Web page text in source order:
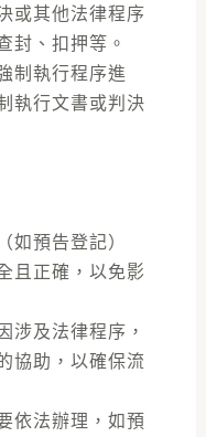
或其他法律程序
封、扣押等。
制執行程序進
執行文書或判決
如預告登記）
且正確，以免影
涉及法律程序，
協助，以確保流
依法辦理，如預